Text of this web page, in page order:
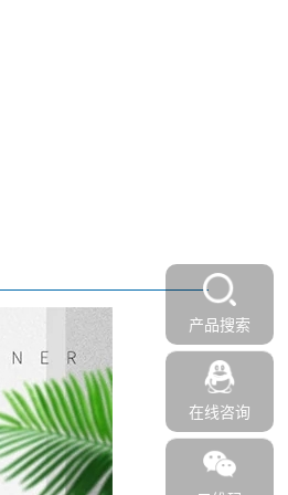
产品搜索
在线咨询